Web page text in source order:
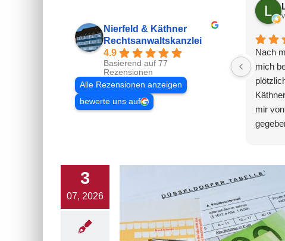
Nierfeld & Käthner
Rechtsanwaltskanzlei
4.9
Basierend auf 77
Rezensionen
Alle Rezensionen anzeigen
bewerte uns auf
Nach
mich
mir
immer
hat
froh,
3
07, 2026